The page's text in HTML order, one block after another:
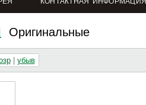
Оригинальные
убыв